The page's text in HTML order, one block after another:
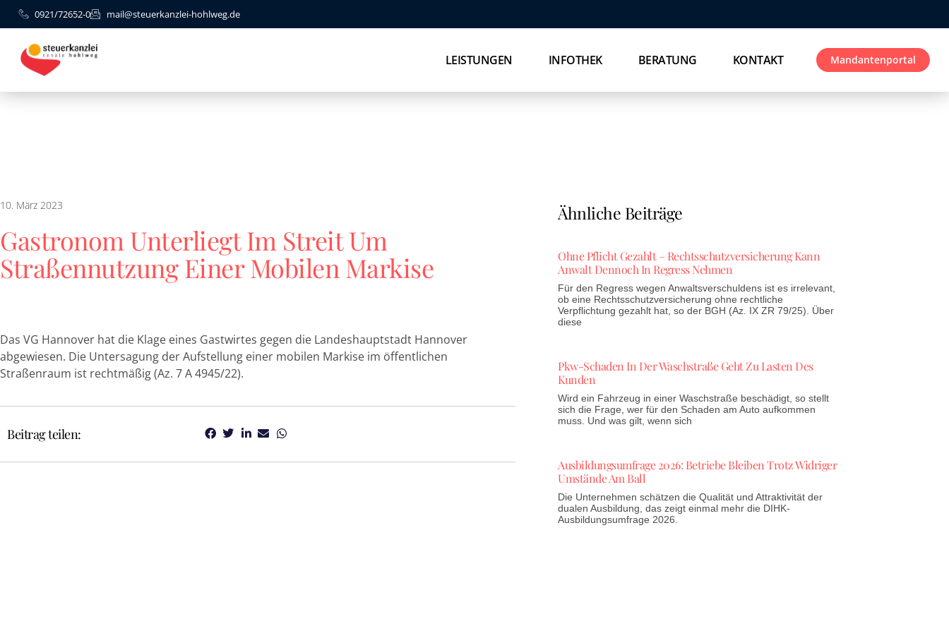
0921/72652-0 mail@steuerkanzlei-hohlweg.de
LEISTUNGEN INFOTHEK BERATUNG KONTAKT Mandantenportal
10. März 2023
Gastronom Unterliegt Im Streit Um
Straßennutzung Einer Mobilen Markise
Das VG Hannover hat die Klage eines Gastwirtes gegen die Landeshauptstadt Hannover
abgewiesen. Die Untersagung der Aufstellung einer mobilen Markise im öffentlichen
Straßenraum ist rechtmäßig (Az. 7 A 4945/22).
Beitrag teilen:
Ähnliche Beiträge
Ohne Pflicht Gezahlt – Rechtsschutzversicherung Kann
Anwalt Dennoch In Regress Nehmen
Für den Regress wegen Anwaltsverschuldens ist es irrelevant,
ob eine Rechtsschutzversicherung ohne rechtliche
Verpflichtung gezahlt hat, so der BGH (Az. IX ZR 79/25). Über
diese
Pkw-Schaden In Der Waschstraße Geht Zu Lasten Des
Kunden
Wird ein Fahrzeug in einer Waschstraße beschädigt, so stellt
sich die Frage, wer für den Schaden am Auto aufkommen
muss. Und was gilt, wenn sich
Ausbildungsumfrage 2026: Betriebe Bleiben Trotz Widriger
Umstände Am Ball
Die Unternehmen schätzen die Qualität und Attraktivität der
dualen Ausbildung, das zeigt einmal mehr die DIHK-
Ausbildungsumfrage 2026.